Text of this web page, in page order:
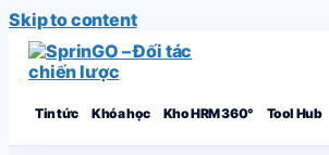
Skip to content
Tin tức Khóa học Kho HRM 360° Tool Hub